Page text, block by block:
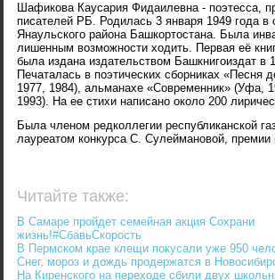
Шафикова Каусария Фидаилевна - поэтесса,
писателей РБ. Родилась 3 января 1949 года в
Янаульского района Башкортостана. Была
лишенным возможности ходить. Первая её
была издана издательством Башкнигоиздат в
Печаталась в поэтических сборниках «Песня
1977, 1984), альманахе «Современник» (Уфа,
1993). На ее стихи написано около 200
Была членом редколлегии республиканской
лауреатом конкурса С. Сулеймановой, премии
Читайте также:
В Самаре пройдет семейная акция Сохрани
жизнь!#СбавьСкорость
В Пермском крае клещи покусали уже 950
Снег, мороз и дождь продержатся в
На Киренского на переходе сбили двух